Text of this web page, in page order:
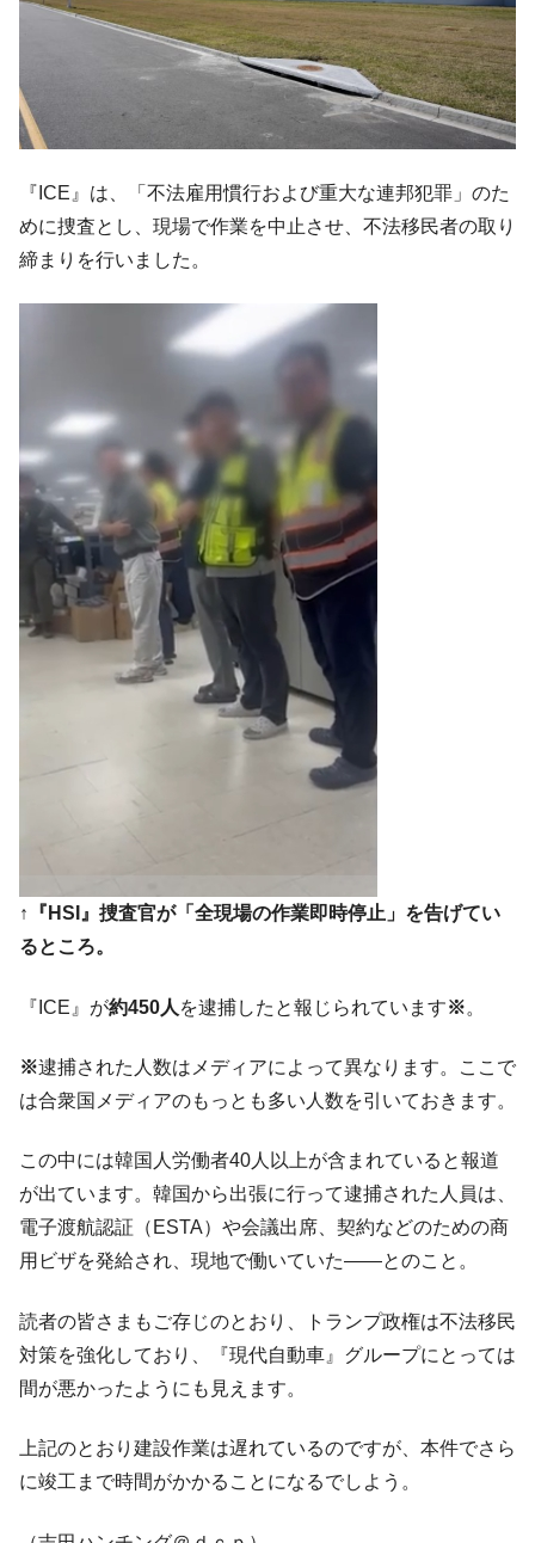
『Money1』
韓国･警察職員が「丸刈りになって抗議活
中国だけが鉄鋼輸出を異常増加させる ⇒ 中
国の過剰生産が世界を蝕む。
『Money1』
韓国製造業「半導体絶好調」のウラで他業
【米韓激突案件】韓国消費者院が『クーパ
ン』1人当たり賠償10万ウォンを認定 ⇒ 総額3兆7,000億
『Money1』 韓国で猛暑。南東部では干ばつ
韓国型イージス搭載の次世代駆逐艦
「KDDX」1番艦、2032年竣工と公示
【対日本円】ウォン安が急進！ 日米の協調
に韓国がいっちょがみしたのでは。
『Money1』
韓国政府『BYD』車への補助金を全廃 ⇒ 実
は韓国で『BYD』車は売れている。6カ月で対前年同期比
1.9倍！
『Money1』
在韓米国大使スティールが着韓！⇒ さっそ
く空港に詰めかけ「出て行け！」「極右勢力」のプラカー
ドを掲げる「在韓反米勢力」
『Money1』
韓国政府「2035年までに18.4GW規模のAIデ
ータセンター整備」⇒ だから無理だってば。
JPモルガン「韓国レバレッジETFの清算は
韓国『国民年金公団』株価暴落で200兆蒸
Fact1
夏の甲子園、優勝校を最も多く輩出している都道
府県とは？
Fact1 今話題の「楽天ライオンズ」とは？
Fact1 奇跡の毛色「白毛馬」とは？
える賞金とは？
Fact1 平成仮面ライダーの意外すぎるモチーフとは？
Fact1
発表から2日で大崩壊、鳴かず飛ばずに終わりそう
なスーパーリーグとは？
Fact1
日本人マスターズ挑戦の歴史。松山以前に最高位
だった選手とは？
Fact1 セレクトセールの高額取引馬が稼いだ金額とは？
『ICE』は、「不法雇用慣行および重大な連邦犯罪」のた
めに捜査とし、現場で作業を中止させ、不法移民者の取り
締まりを行いました。
↑『HSI』捜査官が「全現場の作業即時停止」を告げてい
るところ。
『ICE』が約450人 を逮捕したと報じられています※。
※逮捕された人数はメディアによって異なります。ここで
は合衆国メディアのもっとも多い人数を引いておきます。
この中には韓国人労働者40人以上が含まれていると報道
が出ています。韓国から出張に行って逮捕された人員は、
電子渡航認証（ESTA）や会議出席、契約などのための商
用ビザを発給され、現地で働いていた――とのこと。
読者の皆さまもご存じのとおり、トランプ政権は不法移民
対策を強化しており、『現代自動車』グループにとっては
間が悪かったようにも見えます。
上記のとおり建設作業は遅れているのですが、本件でさら
に竣工まで時間がかかることになるでしよう。